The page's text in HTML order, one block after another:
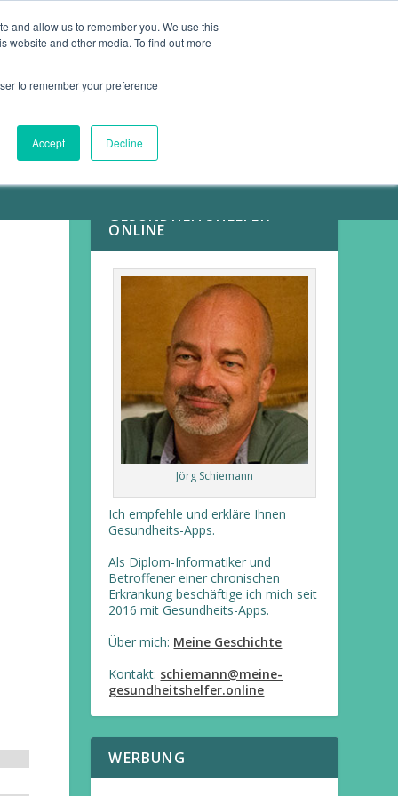
and allow us to remember you. We use this
website and other media. To find out more
to remember your preference
Accept Decline
GESUNDHEITSHELFER
ONLINE
Jörg Schiemann
Ich empfehle und erkläre Ihnen
Gesundheits-Apps.
Als Diplom-Informatiker und
Betroffener einer chronischen
Erkrankung beschäftige ich mich seit
2016 mit Gesundheits-Apps.
Über mich: Meine Geschichte
Kontakt: schiemann@meine-
gesundheitshelfer.online
WERBUNG